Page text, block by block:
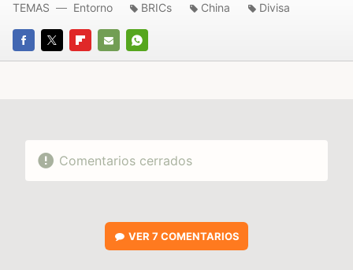
FACEBOOK
TWITTERFLIPBOARD
E-
WHATSAPP
TEMAS Entorno BRICs China Divisa
Comentarios cerrados
VER7 COMENTARIOS